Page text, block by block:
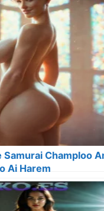
Samurai Champloo
Ai Harem